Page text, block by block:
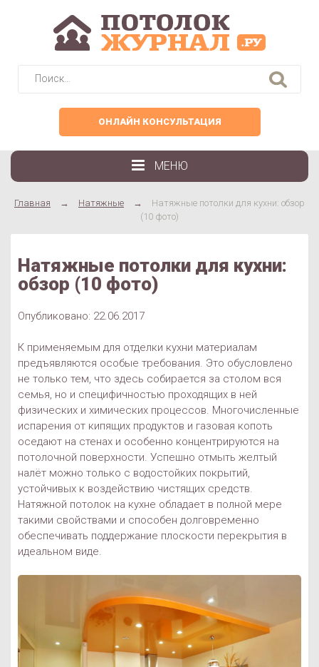
Найти:
ОНЛАЙН КОНСУЛЬТАЦИЯ
МЕНЮ
Главная → Натяжные →
Натяжные потолки для кухни: обзор
(10 фото)
Натяжные потолки для кухни:
обзор (10 фото)
Опубликовано: 22.06.2017
К применяемым для отделки кухни материалам
предъявляются особые требования. Это обусловлено
не только тем, что здесь собирается за столом вся
семья, но и специфичностью проходящих в ней
физических и химических процессов. Многочисленные
испарения от кипящих продуктов и газовая копоть
оседают на стенах и особенно концентрируются на
потолочной поверхности. Успешно отмыть желтый
налёт можно только с водостойких покрытий,
устойчивых к воздействию чистящих средств.
Натяжной потолок на кухне обладает в полной мере
такими свойствами и способен долговременно
обеспечивать поддержание плоскости перекрытия в
идеальном виде.